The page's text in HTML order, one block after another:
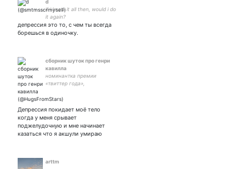
d
if i knew it all then, would i do
it again?
депрессия это то, с чем ты всегда
борешься в одиночку.
сборник шуток про генри
кавилла
номинантка премии
«твиттер года»,
зрительских симпатий,
амбассадорка шуток про
жопы, профессиональная
суетологиня и просто
приятная женщина
Депрессия покидает моё тело
когда у меня срывает
поджелудочную и мне начинает
казаться что я акшули умираю
arttm